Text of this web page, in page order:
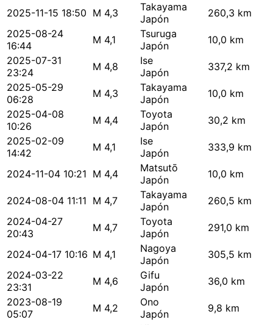
2025-11-15 18:50 M 4,3
Takayama
Japón
260,3 km
2025-08-24
16:44
M 4,1
Tsuruga
Japón
10,0 km
2025-07-31
23:24
M 4,8
Ise
Japón
337,2 km
2025-05-29
06:28
M 4,3
Takayama
Japón
10,0 km
2025-04-08
10:26
M 4,4
Toyota
Japón
30,2 km
2025-02-09
14:42
M 4,1
Ise
Japón
333,9 km
2024-11-04 10:21 M 4,4
Matsutō
Japón
10,0 km
2024-08-04 11:11 M 4,7
Takayama
Japón
260,5 km
2024-04-27
20:43
M 4,7
Toyota
Japón
291,0 km
2024-04-17 10:16 M 4,1
Nagoya
Japón
305,5 km
2024-03-22
23:31
M 4,6
Gifu
Japón
36,0 km
2023-08-19
05:07
M 4,2
Ono
Japón
9,8 km